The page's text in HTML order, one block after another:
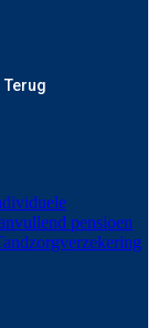
Terug
pensioen